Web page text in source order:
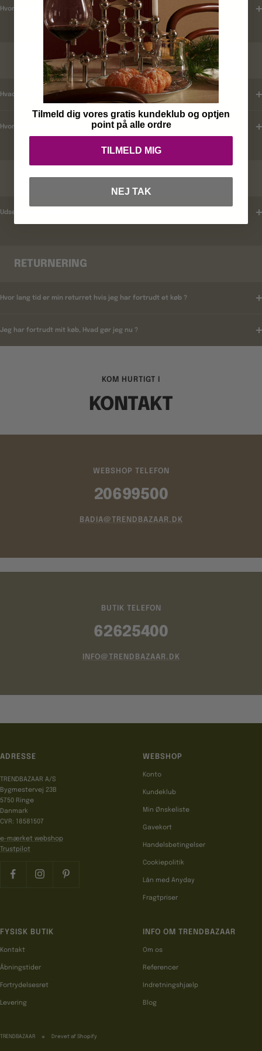
Hvordan tjekker jeg leveringstid ?
KUNDEKLUB
Hvad er mine fordele ?
Hvordan tilmelder jeg mig ?
RABATKODER
Udsender i rabatkoder ?
RETURNERING
Hvor lang tid er min returret hvis jeg har fortrudt et køb ?
Jeg har fortrudt mit køb, Hvad gør jeg nu ?
KOM HURTIGT I
KONTAKT
WEBSHOP TELEFON
20699500
BADIA@TRENDBAZAAR.DK
BUTIK TELEFON
62625400
INFO@TRENDBAZAAR.DK
ADRESSE
TRENDBAZAAR A/S
Bygmestervej 23B
5750 Ringe
Danmark
CVR: 18581507
e-mærket webshop
Trustpilot
WEBSHOP
Konto
Kundeklub
Min Ønskeliste
Gavekort
Handelsbetingelser
Cookiepolitik
Lån med Anyday
Fragtpriser
FYSISK BUTIK
Kontakt
Åbningstider
Fortrydelsesret
Levering
INFO OM TRENDBAZAAR
Om os
Referencer
Indretningshjælp
Blog
TRENDBAZAAR Drevet af Shopify
Tilmeld dig vores gratis kundeklub og optjen
point på alle ordre
TILMELD MIG
NEJ TAK